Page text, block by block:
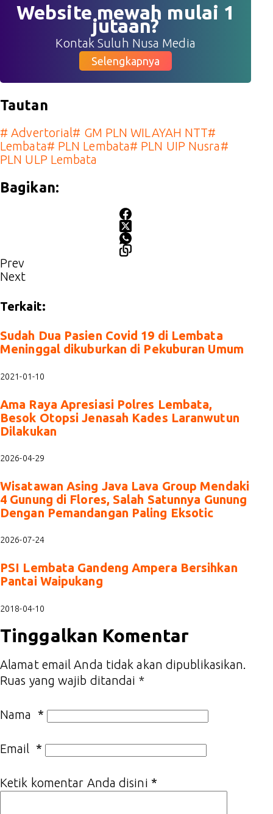
Website mewah mulai 1
jutaan?
Kontak Suluh Nusa Media
Selengkapnya
Tautan
# Advertorial# GM PLN WILAYAH NTT#
Lembata# PLN Lembata# PLN UIP Nusra#
PLN ULP Lembata
Bagikan:
Prev
Next
Terkait:
Sudah Dua Pasien Covid 19 di Lembata
Meninggal dikuburkan di Pekuburan Umum
2021-01-10
Ama Raya Apresiasi Polres Lembata,
Besok Otopsi Jenasah Kades Laranwutun
Dilakukan
2026-04-29
Wisatawan Asing Java Lava Group Mendaki
4 Gunung di Flores, Salah Satunnya Gunung
Dengan Pemandangan Paling Eksotic
2026-07-24
PSI Lembata Gandeng Ampera Bersihkan
Pantai Waipukang
2018-04-10
Tinggalkan Komentar
Alamat email Anda tidak akan dipublikasikan.
Ruas yang wajib ditandai *
Nama *
Email *
Ketik komentar Anda disini *